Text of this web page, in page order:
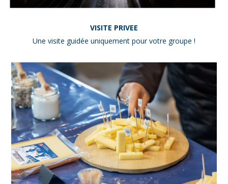
VISITE PRIVEE
Une visite guidée uniquement pour votre groupe !